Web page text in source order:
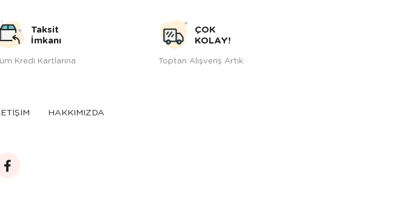
Taksit
İmkanı
Kredi Kartlarına
ÇOK
KOLAY!
Toptan Alışveriş Artık
HAKKIMIZDA